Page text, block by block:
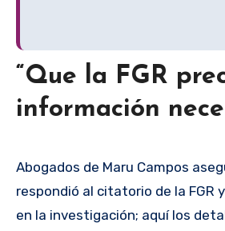
“Que la FGR
información
Abogados de Maru Campos
respondió al citatorio de la FGR
en la investigación; aquí los